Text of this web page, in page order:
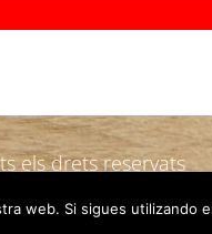
els drets reservats
web. Si sigues utilizando